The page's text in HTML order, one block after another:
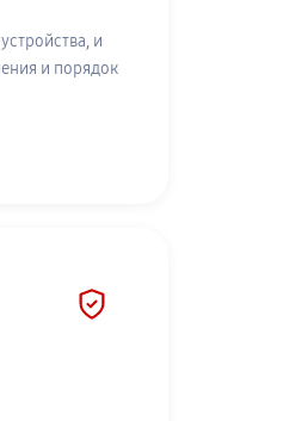
и
и порядок